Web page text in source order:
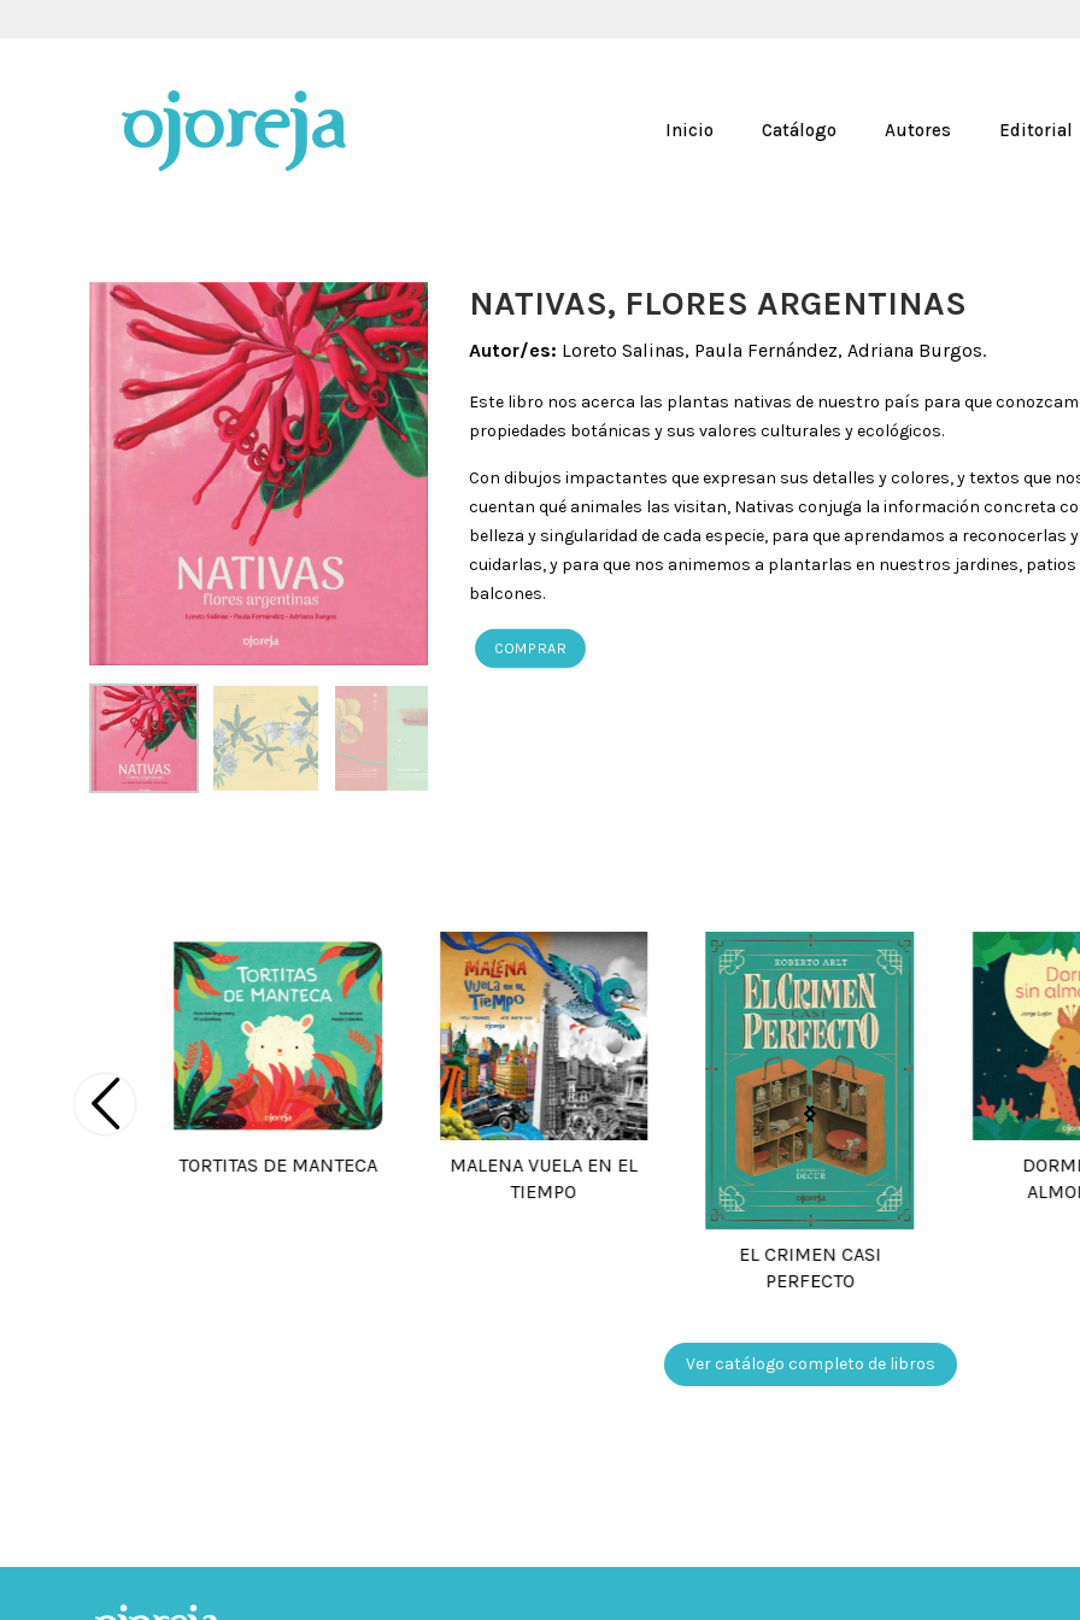
Inicio Catálogo Autores Editorial
NATIVAS, FLORES ARGENTINAS
Autor/es: Loreto Salinas, Paula Fernández, Adriana Burgos.
Este libro nos acerca las plantas nativas de nuestro país para que
propiedades botánicas y sus valores culturales y ecológicos.
Con dibujos impactantes que expresan sus detalles y colores, y textos que
cuentan qué animales las visitan, Nativas conjuga la información concreta
belleza y singularidad de cada especie, para que aprendamos a reconocerlas y
cuidarlas, y para que nos animemos a plantarlas en nuestros jardines, patios
balcones.
COMPRAR
TORTITAS DE MANTECA
MALENA VUELA EN EL
TIEMPO
EL CRIMEN CASI
PERFECTO
Ver catálogo completo de libros